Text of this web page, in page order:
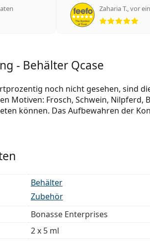
Zaharia T.,vor
- Behälter Qcase
noch nicht gesehen, sind
Motiven: Frosch, Schwein, Nilpferd,
können. Das Aufbewahren der
Behälter
Zubehör
Bonasse Enterprises
2 x 5 ml